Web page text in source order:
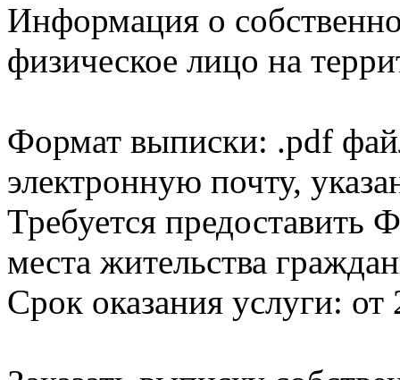
Информация о
физическое лицо на
Формат выписки: .pdf
электронную почту,
Требуется
места жительства
Срок оказания услуги: от